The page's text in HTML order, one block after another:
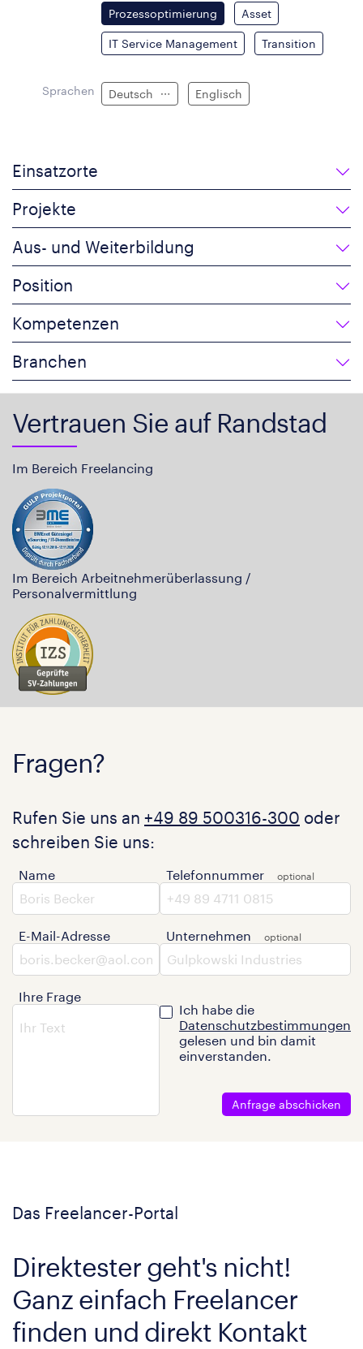
Prozessoptimierung Asset
IT Service Management Transition
Sprachen Deutsch Englisch
Einsatzorte
Projekte
Aus- und Weiterbildung
Position
Kompetenzen
Branchen
Vertrauen Sie auf Randstad
Im Bereich Freelancing
Im Bereich Arbeitnehmerüberlassung /
Personalvermittlung
Fragen?
Rufen Sie uns an +49 89 500316-300 oder
schreiben Sie uns:
Name
E-Mail-Adresse
Ihre Frage
Telefonnummer
Unternehmen
Ich habe die
Datenschutzbestimmungen
gelesen und bin damit
einverstanden.
Anfrage abschicken
Das Freelancer-Portal
Direktester geht's nicht!
Ganz einfach Freelancer
finden und direkt Kontakt